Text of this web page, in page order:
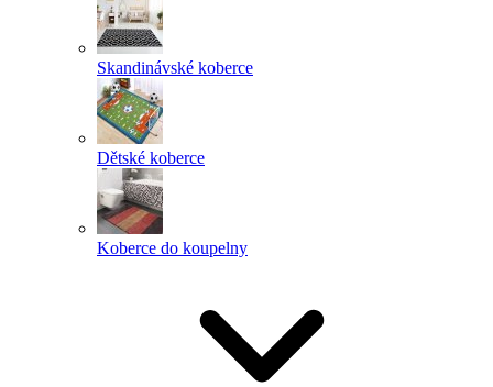
Skandinávské koberce
Dětské koberce
Koberce do koupelny